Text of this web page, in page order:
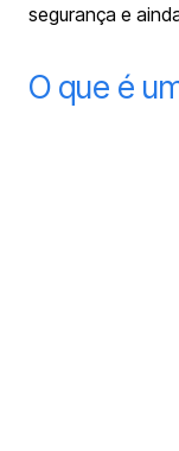
segurança e
O que é